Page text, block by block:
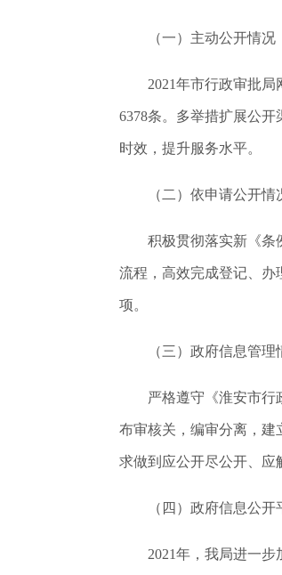
（一）主动公开情况
2021年市行政审批
6378条。多举措扩展公
时效，提升服务水平。
（二）依申请公开情
积极贯彻落实新《条
流程，高效完成登记、办
项。
（三）政府信息管理
严格遵守《淮安市行
布审核关，编审分离，
求做到应公开尽公开、应
（四）政府信息公
2021年，我局进一